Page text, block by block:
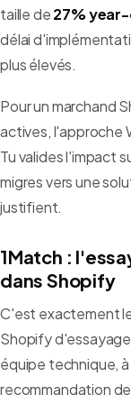
taille de27%
délai
plus élevés.
Pour un marchand
actives, l'approche
Tu valides l'impact
migres vers une
justifient.
1Match :
dans Shopify
C'est exactement
Shopify d'essayage
équipe technique,
recommandation